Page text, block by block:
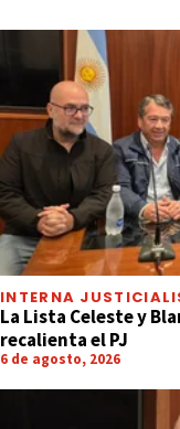
INTERNA
La Lista Celeste y
recalienta el PJ
6 de agosto, 2026